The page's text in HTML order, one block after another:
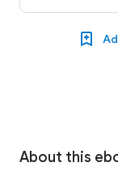
About this